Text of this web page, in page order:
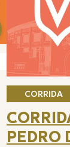
CORRIDA
PEDRO